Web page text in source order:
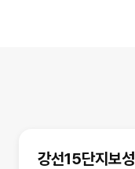
강선15단지보성